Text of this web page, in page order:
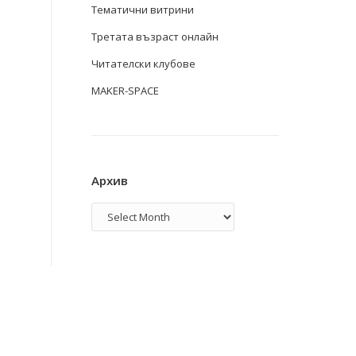
Тематични витрини
Третата възраст онлайн
Читателски клубове
MAKER-SPACE
Архив
Архив